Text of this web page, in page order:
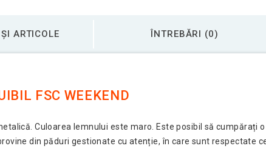
ARTICOLE ÎNTREBĂRI (0)
FSC WEEKEND
Culoarea lemnului este maro. Este posibil să cumpărați
din păduri gestionate cu atenție, în care sunt respectate